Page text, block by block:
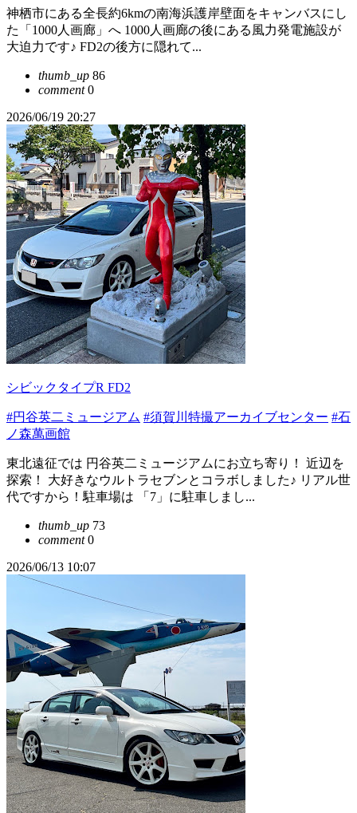
神栖市にある全長約6kmの南海浜護岸壁面をキャンバスにし
た「1000人画廊」へ 1000人画廊の後にある風力発電施設が
大迫力です♪ FD2の後方に隠れて...
thumb_up 86
comment0
2026/06/19 20:27
シビックタイプR FD2
#円谷英二ミュージアム #須賀川特撮アーカイブセンター #石
ノ森萬画館
東北遠征では 円谷英二ミュージアムにお立ち寄り！ 近辺を
探索！ 大好きなウルトラセブンとコラボしました♪ リアル世
代ですから！駐車場は 「7」に駐車しまし...
thumb_up 73
comment0
2026/06/13 10:07